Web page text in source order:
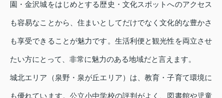
園・金沢城をはじめとする歴史・文化スポットへのアクセス
も容易なことから、住まいとしてだけでなく文化的な豊かさ
も享受できることが魅力です。生活利便と観光性を両立させ
たい方にとって、非常に魅力のある地域だと言えます。
城北エリア（泉野・泉が丘エリア）は、教育・子育て環境に
も優れています。公立小中学校の評判がよく、図書館や児童